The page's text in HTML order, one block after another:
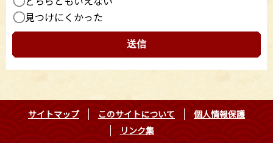
見つけにくかった
サイトマップ このサイトについて
個人情報保護
リンク集